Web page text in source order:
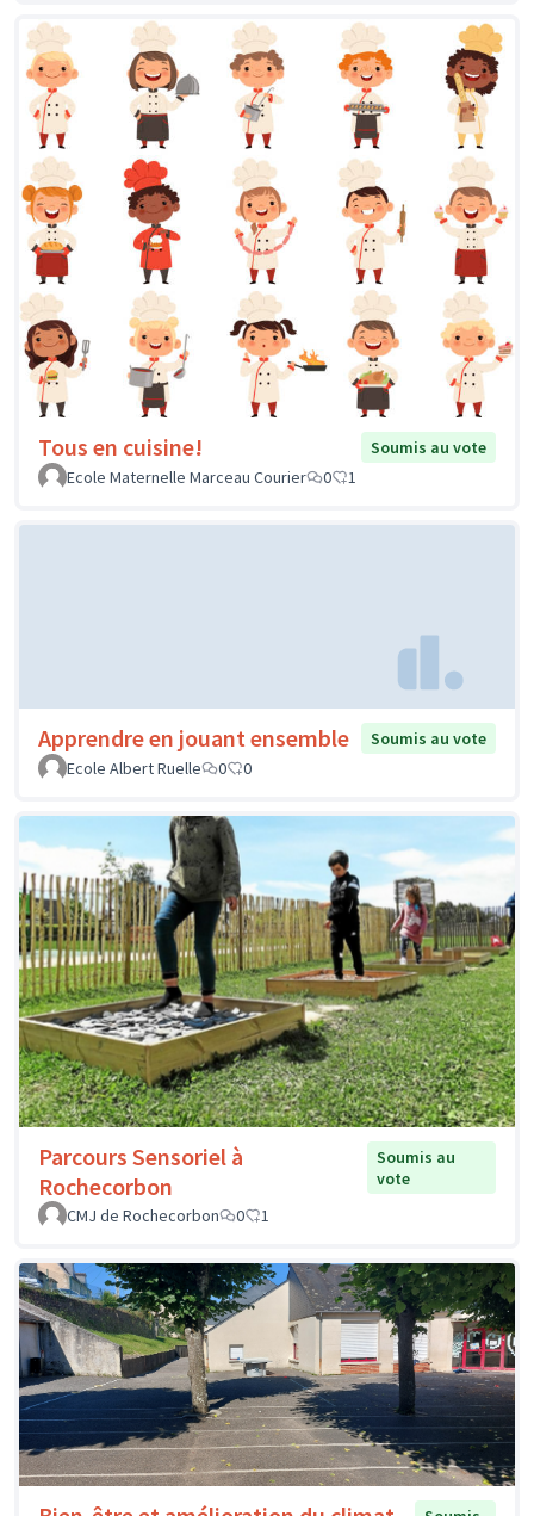
Tous en cuisine!
Soumis au vote
Ecole Maternelle Marceau Courier
0 1
Apprendre en jouant ensemble
Soumis au vote
Ecole Albert Ruelle
0 0
Parcours Sensoriel à
Rochecorbon
Soumis au
vote
CMJ de Rochecorbon
0 1